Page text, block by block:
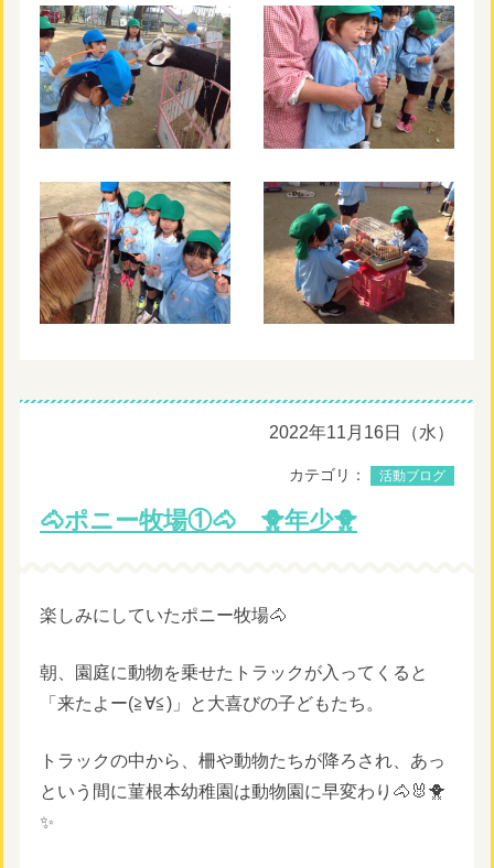
2022年11月16日（水）
カテゴリ： 活動ブログ
🐴ポニー牧場①🐴 🐥年少🐥
楽しみにしていたポニー牧場🐴
朝、園庭に動物を乗せたトラックが入ってくると
「来たよー(≧∀≦)」と大喜びの子どもたち。
トラックの中から、柵や動物たちが降ろされ、あっ
という間に菫根本幼稚園は動物園に早変わり🐴🐰🐥
✨